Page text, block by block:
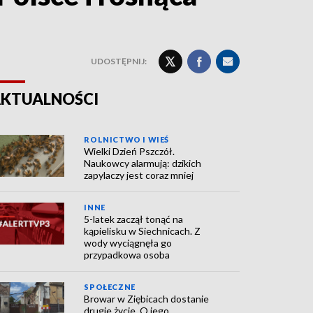
UDOSTĘPNIJ:
ROLNICTWO I WIEŚ
Wielki Dzień Pszczół.
Naukowcy alarmują: dzikich
zapylaczy jest coraz mniej
INNE
5-latek zaczął tonąć na
kąpielisku w Siechnicach. Z
wody wyciągnęła go
przypadkowa osoba
SPOŁECZNE
Browar w Ziębicach dostanie
drugie życie. O jego